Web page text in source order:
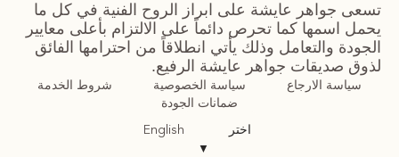
تسعى جواهر عايشة على ابراز الروح الفنية في كل ما
يحمل اسمها كما تحرص دائماً على الالتزام بأعلى معايير
الجودة والتعامل وذلك يأتي انطلاقاً من احترامها الفائق
لذوق صديقات جواهر عايشة الرفيع.
سياسة الارجاع سياسة الخصوصية
شروط الخدمة
ضمانات الجودة
اختر
▼
English